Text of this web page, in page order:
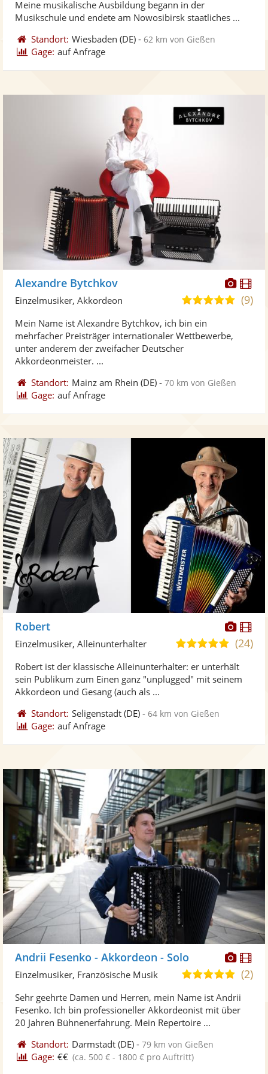
Meine musikalische Ausbildung begann in der
Musikschule und endete am Nowosibirsk staatliches ...
Standort: Wiesbaden (DE) -62 km von Gießen
Gage: auf Anfrage
Alexandre Bytchkov
5,0(9)
Einzelmusiker, Akkordeon
Mein Name ist Alexandre Bytchkov, ich bin ein
mehrfacher Preisträger internationaler Wettbewerbe,
unter anderem der zweifacher Deutscher
Akkordeonmeister. ...
Standort: Mainz am Rhein (DE) -70 km von Gießen
Gage: auf Anfrage
Fotos
Robert
5,0
5
(24)
Einzelmusiker, Alleinunterhalter
Robert ist der klassische Alleinunterhalter: er unterhält
sein Publikum zum Einen ganz "unplugged" mit seinem
Akkordeon und Gesang (auch als ...
Standort: Seligenstadt (DE) -64 km von Gießen
Gage: auf Anfrage
Fotos
Andrii Fesenko - Akkordeon - Solo
5,0
5
(2)
Einzelmusiker, Französische Musik
Sehr geehrte Damen und Herren, mein Name ist Andrii
Fesenko. Ich bin professioneller Akkordeonist mit über
20 Jahren Bühnenerfahrung. Mein Repertoire ...
Standort: Darmstadt (DE) -79 km von Gießen
Gage: €€ (ca. 500 € - 1800 € pro Auftritt)